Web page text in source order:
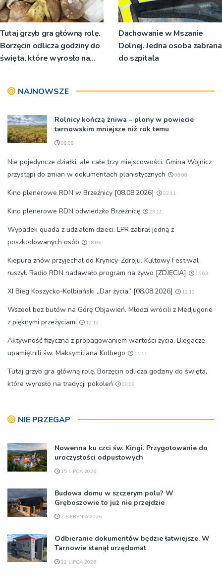
Tutaj grzyb gra główną rolę.
Borzęcin odlicza godziny do
święta, które wyrosło na
Dachowanie w Mszanie
Dolnej. Jedna osoba zabrana
do szpitala
NAJNOWSZE
Rolnicy kończą żniwa – plony w powiecie
tarnowskim mniejsze niż rok temu
08:08
Nie pojedyncze działki, ale całe trzy miejscowości. Gmina Wojnicz
przystąpi do zmian w dokumentach planistycznych
08:08
Kino plenerowe RDN w Brzeźnicy [08.08.2026] 23:11
Kino plenerowe RDN odwiedziło Brzeźnicę 23:11
Wypadek quada z udziałem dzieci. LPR zabrał jedną z
poszkodowanych osób
18:06
Kiepura znów przyjechał do Krynicy-Zdroju. Kultowy Festiwal
ruszył. Radio RDN nadawało program na żywo [ZDJĘCIA]
15:03
XI Bieg Koszycko-Kolbiański „Dar życia” [08.08.2026] 12:12
Wszedł bez butów na Górę Objawień. Młodzi wrócili z Medjugorie
z pięknymi przeżyciami
12:12
Aktywność fizyczna z propagowaniem wartości życia. Biegacze
upamiętnili św. Maksymiliana Kolbego
11:11
Tutaj grzyb gra główną rolę. Borzęcin odlicza godziny do święta,
które wyrosło na tradycji pokoleń
09:09
NIE PRZEGAP
Nowenna ku czci św. Kingi. Przygotowanie do
uroczystości odpustowych
15 LIPCA 2026
Budowa domu w szczerym polu? W
Gręboszowie to już nie przejdzie
2 SIERPNIA 2026
Odbieranie dokumentów będzie łatwiejsze. W
Tarnowie stanął urzędomat
22 LIPCA 2026